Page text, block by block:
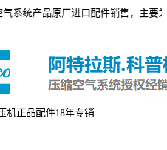
产品原厂进口配件销售，主要为客
机正品配件18年专销